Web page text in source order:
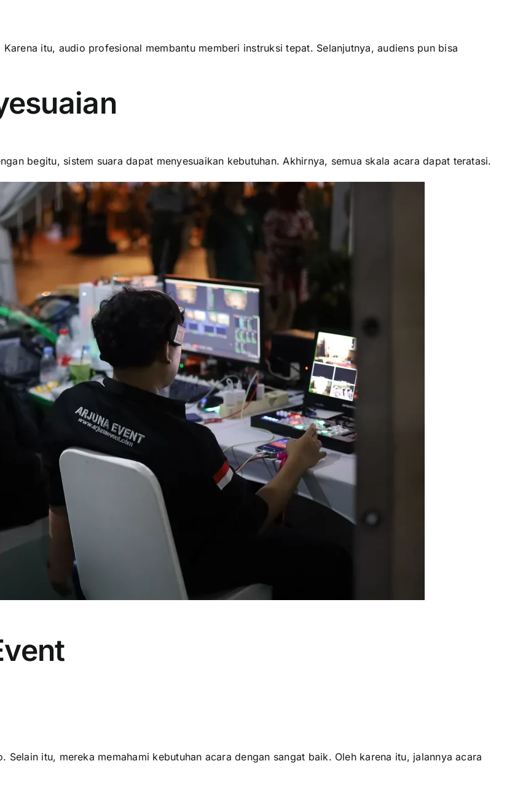
itu, audio profesional membantu memberi instruksi tepat. Selanjutnya, audiens pun bisa
begitu, sistem suara dapat menyesuaikan kebutuhan. Akhirnya, semua skala acara dapat teratasi.
itu, mereka memahami kebutuhan acara dengan sangat baik. Oleh karena itu, jalannya acara